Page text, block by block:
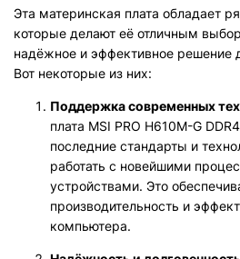
Эта материнская плата обладает
которые делают её отличным
надёжное и эффективное решение
Вот некоторые из них:
Поддержка современных
плата MSI PRO H610M-G
последние стандарты и
работать с новейшими
устройствами. Это
производительность и
компьютера.